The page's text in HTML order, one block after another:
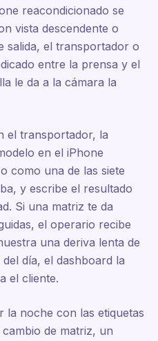
reacondicionado se
vista descendente o
salida, el transportador o
entre la prensa y el
le da a la cámara la
el transportador, la
en el iPhone
como una de las siete
y escribe el resultado
Si una matriz te da
el operario recibe
una deriva lenta de
día, el dashboard la
el cliente.
la noche con las etiquetas
de matriz, un